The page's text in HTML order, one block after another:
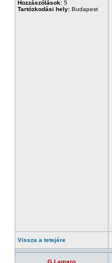
Hozzászólások: 5
Tartózkodási hely: Budapest
Vissza a tetejére
G Lamaro